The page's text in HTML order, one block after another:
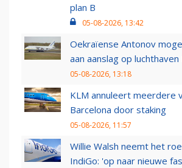
plan B
05-08-2026, 13:42
Oekraïense Antonov
aan aanslag op
05-08-2026, 13:18
KLM annuleert meerdere
Barcelona door staking
05-08-2026, 11:57
Willie Walsh neemt het
IndiGo: 'op naar nieuwe